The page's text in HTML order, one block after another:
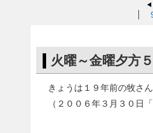
火曜～金曜夕方
きょうは１９年前の牧さ
（２００６年３月３０日